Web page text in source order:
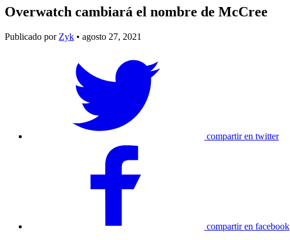
Overwatch cambiará el nombre de McCree
Publicado por Zyk • agosto 27, 2021
compartir en twitter
compartir en facebook